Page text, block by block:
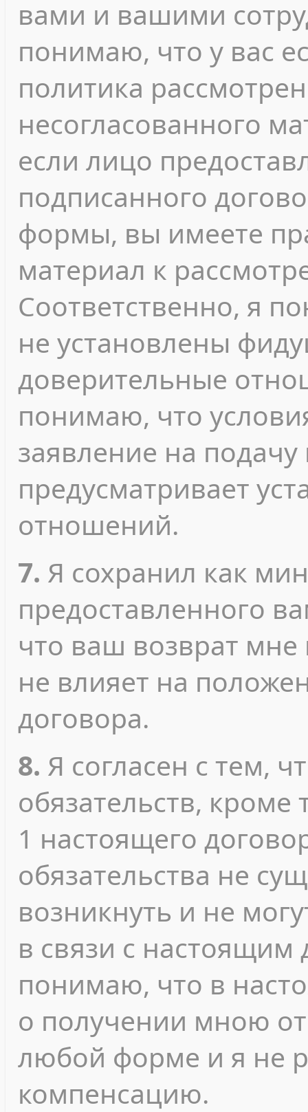
вами и вашими
понимаю, что у вас
политика
несогласованного
если лицо
подписанного
формы, вы имеете
материал к
Соответственно, я
не установлены
доверительные
понимаю, что
заявление на
предусматривает
отношений.
7. Я сохранил как
предоставленного
что ваш возврат
не влияет на
договора.
8. Я согласен с тем,
обязательств, кроме
1 настоящего
обязательства не
возникнуть и не
в связи с настоящим
понимаю, что в
о получении мною
любой форме и я не
компенсацию.